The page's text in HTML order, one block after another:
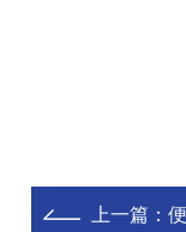
上一篇：